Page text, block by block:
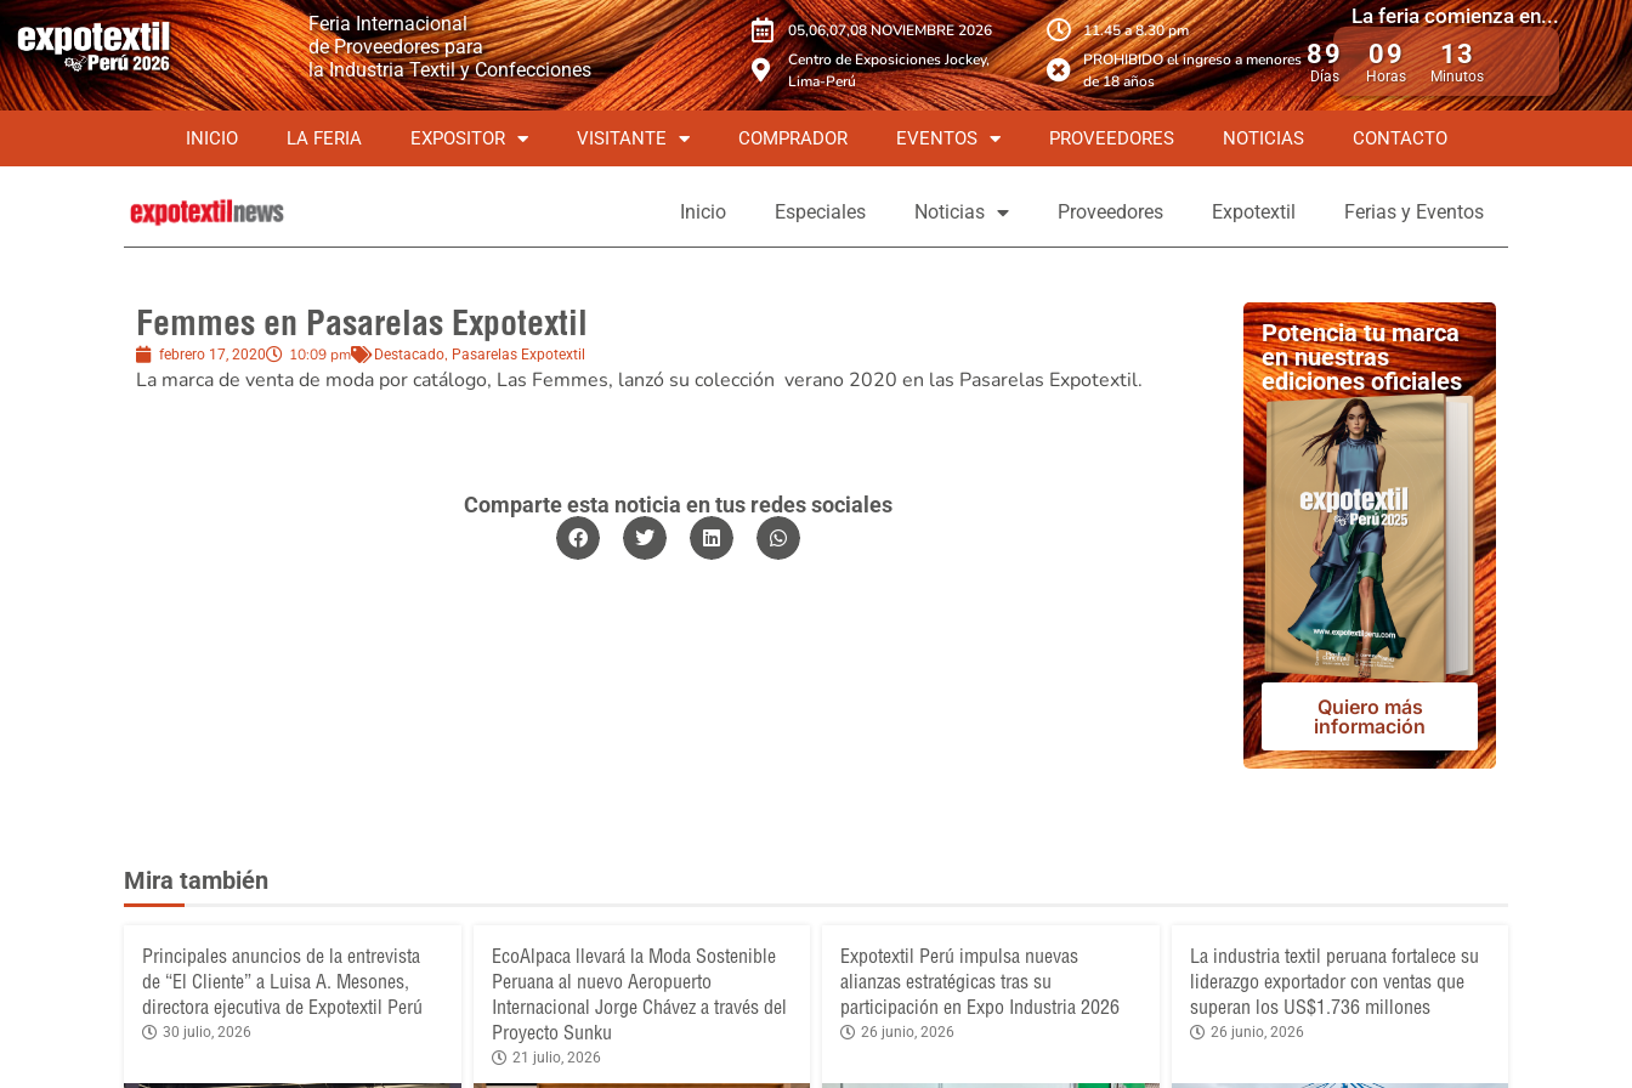
Feria Internacional
de Proveedores para
la Industria Textil y Confecciones
05,06,07,08 NOVIEMBRE 2026
Centro de Exposiciones Jockey,
Lima-Perú
11.45 a 8.30 pm
PROHIBIDO el ingreso a menores
de 18 años
La feria comienza en...
89
Días
09
Horas
13
Minutos
INICIO LA FERIA EXPOSITOR VISITANTE COMPRADOR EVENTOS PROVEEDORES NOTICIAS CONTACTO
Inicio Especiales Noticias Proveedores Expotextil Ferias y Eventos
Femmes en Pasarelas Expotextil
febrero 17, 2020 10:09 pm Destacado, Pasarelas Expotextil
La marca de venta de moda por catálogo, Las Femmes, lanzó su colección verano 2020 en las Pasarelas Expotextil.
Comparte esta noticia en tus redes sociales
Potencia tu marca
en nuestras
ediciones oficiales
Quiero más
información
Mira también
Principales anuncios de la entrevista
de “El Cliente” a Luisa A. Mesones,
directora ejecutiva de Expotextil Perú
30 julio, 2026
EcoAlpaca llevará la Moda Sostenible
Peruana al nuevo Aeropuerto
Internacional Jorge Chávez a través del
Proyecto Sunku
21 julio, 2026
Expotextil Perú impulsa nuevas
alianzas estratégicas tras su
participación en Expo Industria 2026
26 junio, 2026
La industria textil peruana fortalece su
liderazgo exportador con ventas que
superan los US$1.736 millones
26 junio, 2026